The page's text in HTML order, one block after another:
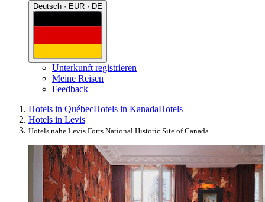
Deutsch · EUR · DE
Unterkunft registrieren
Meine Reisen
Feedback
Hotels in QuébecHotels in KanadaHotels
Hotels in Levis
Hotels nahe Levis Forts National Historic Site of Canada